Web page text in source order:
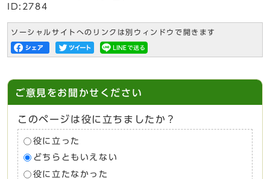
ID:2784
ソーシャルサイトへのリンクは別ウィンドウで開きます
ご意見をお聞かせください
このページは役に立ちましたか？
役に立った
どちらともいえない
役に立たなかった